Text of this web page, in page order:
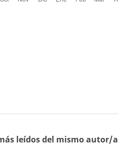
leídos del mismo autor/a